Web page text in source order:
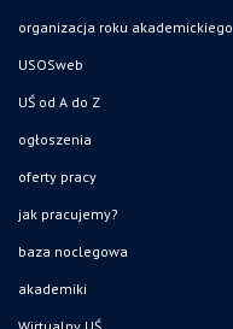
organizacja roku akademickiego
USOSweb
UŚ od A do Z
ogłoszenia
oferty pracy
jak pracujemy?
baza noclegowa
akademiki